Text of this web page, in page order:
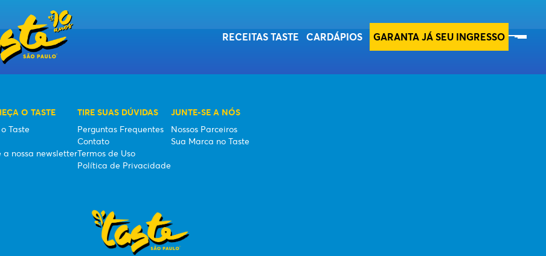
RECEITAS TASTE CARDÁPIOS GARANTA JÁ SEU INGRESSO
SOBRE O TASTE
ESG
ASSINE A NOSSA NEWSLETTER
O TASTE
Taste
a nossa newsletter
TIRE SUAS DÚVIDAS
Perguntas Frequentes
Contato
Termos de Uso
Política de Privacidade
JUNTE-SE A NÓS
Nossos Parceiros
Sua Marca no Taste